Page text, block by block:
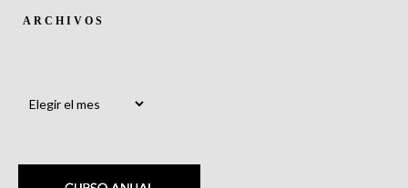
ARCHIVOS